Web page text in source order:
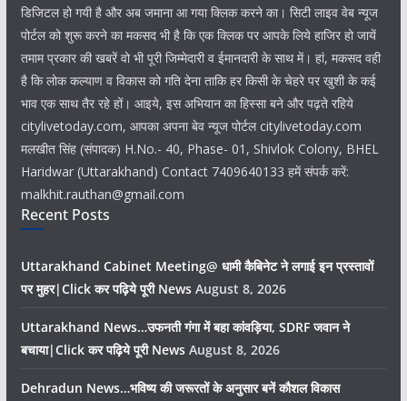
डिजिटल हो गयी है और अब जमाना आ गया क्लिक करने का। सिटी लाइव वेब न्यूज
पोर्टल को शुरू करने का मकसद भी है कि एक क्लिक पर आपके लिये हाजिर हो जायें
तमाम प्रकार की खबरें वो भी पूरी जिम्मेदारी व ईमानदारी के साथ में। हां, मकसद वही
है कि लोक कल्याण व विकास को गति देना ताकि हर किसी के चेहरे पर खुशी के कई
भाव एक साथ तैर रहे हों। आइये, इस अभियान का हिस्सा बने और पढ़ते रहिये
citylivetoday.com, आपका अपना बेव न्यूज पोर्टल citylivetoday.com
मलखीत सिंह (संपादक) H.No.- 40, Phase- 01, Shivlok Colony, BHEL
Haridwar (Uttarakhand) Contact 7409640133 हमें संपर्क करें:
malkhit.rauthan@gmail.com
Recent Posts
Uttarakhand Cabinet Meeting@ धामी कैबिनेट ने लगाई इन प्रस्तावों
पर मुहर|Click कर पढ़िये पूरी News August 8, 2026
Uttarakhand News…उफनती गंगा में बहा कांवड़िया, SDRF जवान ने
बचाया|Click कर पढ़िये पूरी News August 8, 2026
Dehradun News…भविष्य की जरूरतों के अनुसार बनें कौशल विकास